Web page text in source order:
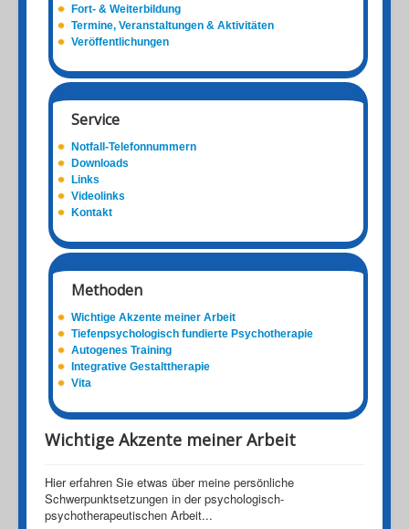
Fort- & Weiterbildung
Termine, Veranstaltungen & Aktivitäten
Veröffentlichungen
Service
Notfall-Telefonnummern
Downloads
Links
Videolinks
Kontakt
Methoden
Wichtige Akzente meiner Arbeit
Tiefenpsychologisch fundierte Psychotherapie
Autogenes Training
Integrative Gestalttherapie
Vita
Wichtige Akzente meiner Arbeit
Hier erfahren Sie etwas über meine persönliche
Schwerpunktsetzungen in der psychologisch-
psychotherapeutischen Arbeit...